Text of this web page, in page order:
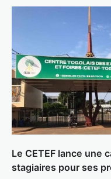
Le CETEF lance une
stagiaires pour ses